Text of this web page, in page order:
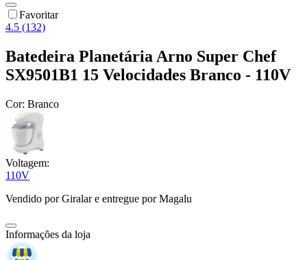
Favoritar
4.5 (132)
Batedeira Planetária Arno Super Chef
SX9501B1 15 Velocidades Branco - 110V
Cor: Branco
Voltagem:
110V
Vendido porGiralare entregue por Magalu
Informações da loja